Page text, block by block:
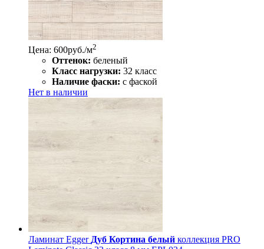
Цена: 600руб./м2
Оттенок: беленый
Класс нагрузки: 32 класс
Наличие фаски: с фаской
Нет в наличии
Ламинат Egger Дуб Кортина белый коллекция PRO